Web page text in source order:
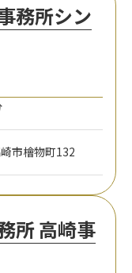
務所シン
市檜物町132
所 高崎事